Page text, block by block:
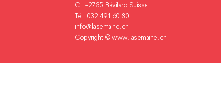
CH-2735 Bévilard Suisse
Tél. 032 491 60 80
info@lasemaine.ch
Copyright ©www.lasemaine.ch